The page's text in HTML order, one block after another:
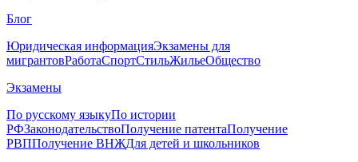
Блог
Юридическая информацияЭкзамены для
мигрантовРаботаСпортСтильЖильеОбщество
Экзамены
По русскому языкуПо истории
РФЗаконодательствоПолучение патентаПолучение
РВППолучение ВНЖДля детей и школьников